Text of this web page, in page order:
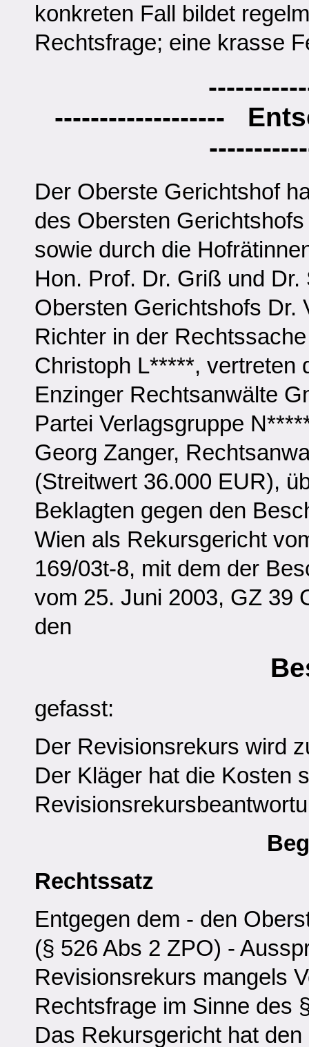
konkreten Fall bildet
Rechtsfrage; eine krasse
-------------------
Der Oberste Gerichtshof
des Obersten
sowie durch die
Hon. Prof. Dr. Griß und
Obersten Gerichtshofs Dr.
Richter in der
Christoph L*****, vertreten
Enzinger Rechtsanwälte
Partei Verlagsgruppe
Georg Zanger,
(Streitwert 36.000 EUR),
Beklagten gegen den
Wien als Rekursgericht
169/03t-8, mit dem der
vom 25. Juni 2003, GZ 39
den
gefasst:
Der Revisionsrekurs wird
Der Kläger hat die Kosten
Rechtssatz
Entgegen dem - den
(§ 526 Abs 2 ZPO) -
Revisionsrekurs mangels
Rechtsfrage im Sinne des
Das Rekursgericht hat